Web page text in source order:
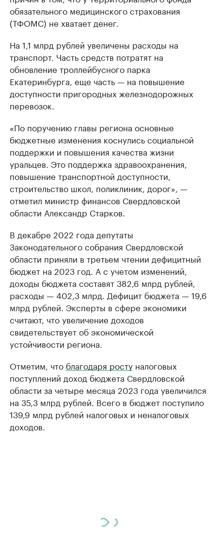
обязательного медицинского страхования
(ТФОМС) не хватает денег.
На 1,1 млрд рублей увеличены расходы на
транспорт. Часть средств потратят на
обновление троллейбусного парка
Екатеринбурга, еще часть — на повышение
доступности пригородных железнодорожных
перевозок.
«По поручению главы региона основные
бюджетные изменения коснулись социальной
поддержки и повышения качества жизни
уральцев. Это поддержка здравоохранения,
повышение транспортной доступности,
строительство школ, поликлиник, дорог», —
отметил министр финансов Свердловской
области Александр Старков.
В декабре 2022 года депутаты
Законодательного собрания Свердловской
области приняли в третьем чтении дефицитный
бюджет на 2023 год. А с учетом изменений,
доходы бюджета составят 382,6 млрд рублей,
расходы — 402,3 млрд. Дефицит бюджета — 19,6
млрд рублей. Эксперты в сфере экономики
считают, что увеличение доходов
свидетельствует об экономической
устойчивости региона.
Отметим, что благодаря росту налоговых
поступлений доход бюджета Свердловской
области за четыре месяца 2023 года увеличился
на 35,3 млрд рублей. Всего в бюджет поступило
139,9 млрд рублей налоговых и неналоговых
доходов.